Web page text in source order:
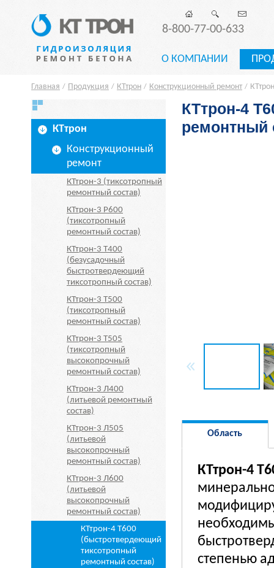
8-800-77-00-633
О КОМПАНИИ
Главная / Продукция / КТтрон / Конструкционный ремонт /
КТтрон
Конструкционный
ремонт
КТтрон-3 (тиксотропный
ремонтный состав)
КТтрон-3 Р600
(тиксотропный
ремонтный состав)
КТтрон-3 Т400
(безусадочный
быстротвердеющий
тиксотропный состав)
КТтрон-3 Т500
(тиксотропный
ремонтный состав)
КТтрон-3 Т505
(тиксотропный
высокопрочный
ремонтный состав)
КТтрон-3 Л400
(литьевой ремонтный
состав)
КТтрон-3 Л505
(литьевой
высокопрочный
ремонтный состав)
КТтрон-3 Л600
(литьевой
высокопрочный
ремонтный состав)
КТтрон-4 Т600
(быстротвердеющий
тиксотропный
ремонтный состав)
КТтрон-4
ремонтный
Область
КТтрон-4
степенью